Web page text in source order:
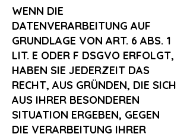
WENN DIE
DATENVERARBEITUNG AUF
GRUNDLAGE VON ART. 6 ABS. 1
LIT. E ODER F DSGVO ERFOLGT,
HABEN SIE JEDERZEIT DAS
RECHT, AUS GRÜNDEN, DIE SICH
AUS IHRER BESONDEREN
SITUATION ERGEBEN, GEGEN
DIE VERARBEITUNG IHRER